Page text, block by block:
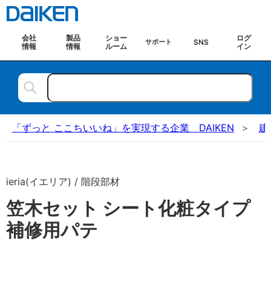
会社
情報
製品
情報
ショー
ルーム
サポート SNS
ログ
イン
「ずっと ここちいいね」を実現する企業 DAIKEN 建
ieria(イエリア) / 階段部材
笠木セット シート化粧タイプ
補修用パテ